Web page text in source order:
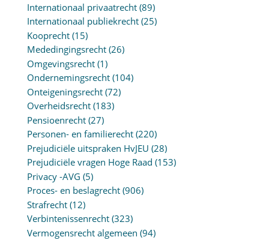
Internationaal privaatrecht(89)
Internationaal publiekrecht(25)
Kooprecht(15)
Mededingingsrecht(26)
Omgevingsrecht(1)
Ondernemingsrecht(104)
Onteigeningsrecht(72)
Overheidsrecht(183)
Pensioenrecht(27)
Personen- en familierecht(220)
Prejudiciële uitspraken HvJEU (28)
Prejudiciële vragen Hoge Raad (153)
Privacy -AVG (5)
Proces- en beslagrecht(906)
Strafrecht(12)
Verbintenissenrecht(323)
Vermogensrecht algemeen (94)